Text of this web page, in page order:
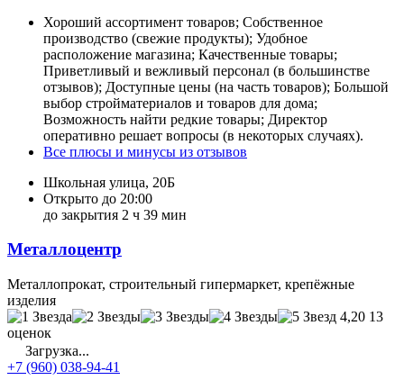
Хороший ассортимент товаров; Собственное
производство (свежие продукты); Удобное
расположение магазина; Качественные товары;
Приветливый и вежливый персонал (в большинстве
отзывов); Доступные цены (на часть товаров); Большой
выбор стройматериалов и товаров для дома;
Возможность найти редкие товары; Директор
оперативно решает вопросы (в некоторых случаях).
Все плюсы и минусы из отзывов
Школьная улица, 20Б
Открыто до 20:00
до закрытия 2 ч 39 мин
Металлоцентр
Металлопрокат, строительный гипермаркет, крепёжные
изделия
4,20 13
оценок
Загрузка...
+7 (960) 038-94-41